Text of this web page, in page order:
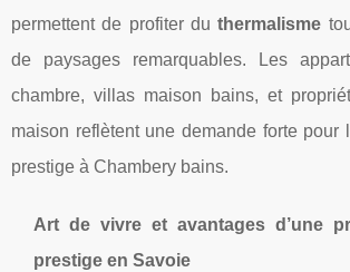
permettent de profiter duthermalisme
de paysages remarquables. Les
chambre, villas maison bains, et
maison reflètent une demande forte pour
prestige à Chambery bains.
Art de vivre et avantages d’une
prestige en Savoie